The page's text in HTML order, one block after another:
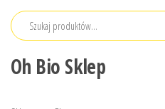
Przejdź
Oh Bio Sklep